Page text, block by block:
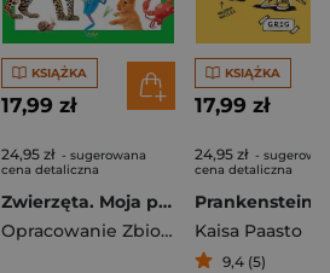
KSIĄŻKA
17,99 zł
24,95 zł - sugerowana
cena detaliczna
Zwierzęta. Moja pierwsza encyklopedia
Opracowanie Zbiorowe
KSIĄŻKA
17,99 zł
24,95 zł -
cena detaliczna
Prankenstein
Kaisa Paasto
9,4 (5)